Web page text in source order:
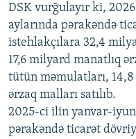
DSK vurğulayır ki,
aylarında pərakəndə
istehlakçılara 32,4
17,6 milyard manatlıq
tütün məmulatları,
ərzaq malları satılıb.
2025-ci ilin yanvar-iyun
pərakəndə ticarət